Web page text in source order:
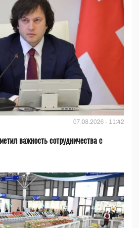
07.08.2026 - 11:42
важность сотрудничества с